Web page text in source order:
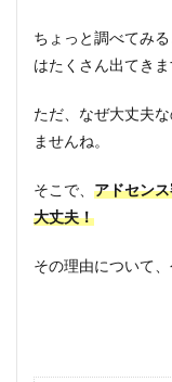
ちょっと調べてみ
はたくさん出てきま
ただ、なぜ大丈夫
ませんね。
そこで、 アドセン
大丈夫！
その理由について